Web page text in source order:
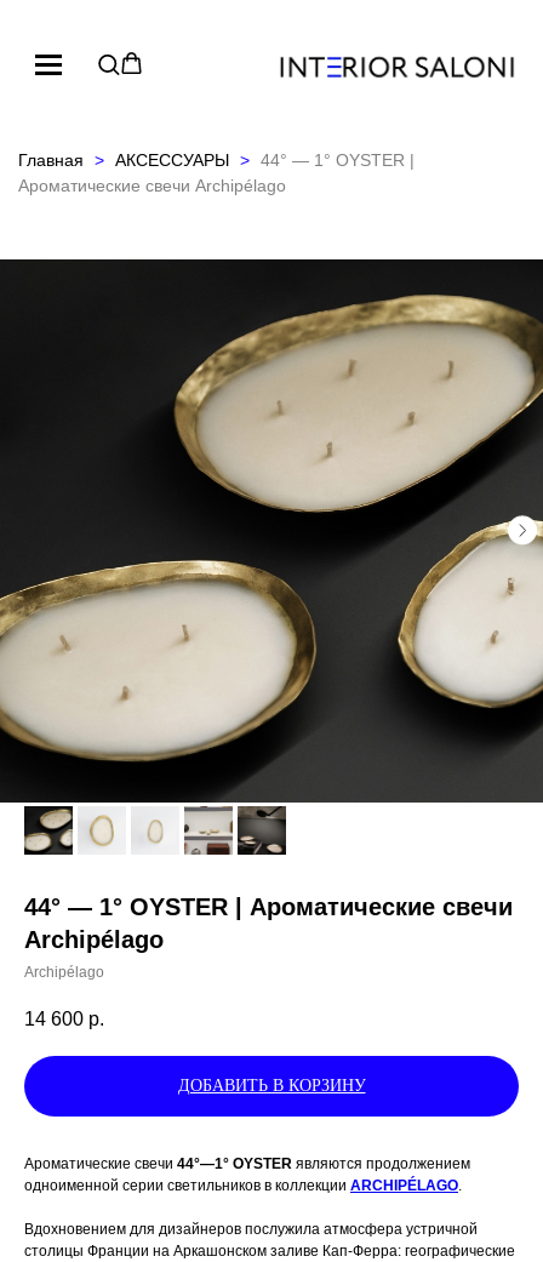
Главная АКСЕССУАРЫ
44° — 1° OYSTER |
Ароматические свечи Archipélago
44° — 1° OYSTER | Ароматические свечи
Archipélago
Archipélago
14 600 р.
ДОБАВИТЬ В КОРЗИНУ
Ароматические свечи 44°—1° OYSTER являются продолжением
одноименной серии светильников в коллекции ARCHIPÉLAGO.
Вдохновением для дизайнеров послужила атмосфера устричной
столицы Франции на Аркашонском заливе Кап-Ферра: географические